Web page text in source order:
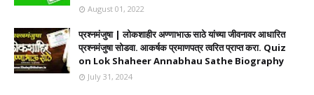
August 01, 2022
प्रश्नमंजुषा | लोकशाहीर अण्णाभाऊ साठे यांच्या जीवनावर आधारित
प्रश्नमंजुषा सोडवा. आकर्षक प्रमाणपत्र त्वरित प्राप्त करा. Quiz
on Lok Shaheer Annabhau Sathe Biography
July 31, 2024